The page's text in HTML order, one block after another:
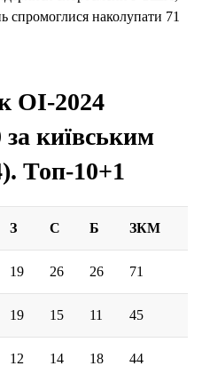
спромоглися наколупати 71
ОІ-2024
київським
Топ-10+1
З С Б ЗКМ
19 26 26 71
19 15 11 45
12 14 18 44